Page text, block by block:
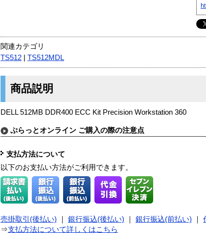
関連カテゴリ
TS512
TS512MDL
商品説明
DELL 512MB DDR400 ECC Kit Precision Workstation 360
ぷらっとオンライン ご購入の際の注意点
支払方法について
以下のお支払い方法がご利用できます。
売掛取引(後払い) 銀行振込(後払い) 銀行振込(前払い)
⇒支払方法について詳しくはこちら